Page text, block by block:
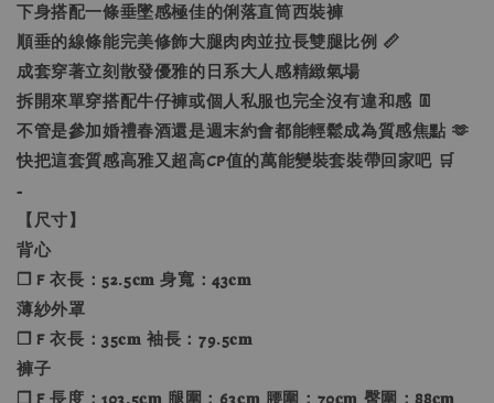
下身搭配一條垂墜感極佳的俐落直筒西裝褲
順垂的線條能完美修飾大腿肉肉並拉長雙腿比例 📏
成套穿著立刻散發優雅的日系大人感精緻氣場
拆開來單穿搭配牛仔褲或個人私服也完全沒有違和感 👖
不管是參加婚禮春酒還是週末約會都能輕鬆成為質感焦點 🫶
快把這套質感高雅又超高CP值的萬能變裝套裝帶回家吧 🛒
-
【尺寸】
背心
❐ F 衣長：52.5𝐜𝐦 身寬：43𝐜𝐦
薄紗外罩
❐ F 衣長：35𝐜𝐦 袖長：79.5𝐜𝐦
褲子
❐ F 長度：103.5𝐜𝐦 腿圍：63𝐜𝐦 腰圍：70𝐜𝐦 臀圍：88𝐜𝐦